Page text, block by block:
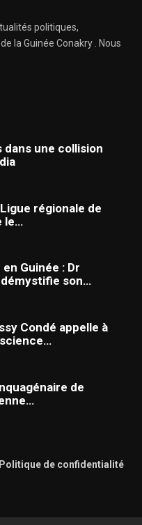
politiques,
la Guinée Conakry . Nous
dans une collision
régionale de
le…
Guinée : Dr
son…
Condé appelle à
de
Politique de confidentialité